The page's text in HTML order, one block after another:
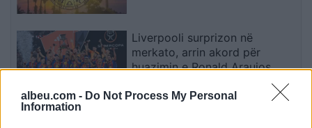
albeu.com - Do Not Process My Personal
Information
Liverpooli surprizon në
merkato, arrin akord për
huazimin e Ronald Araujos